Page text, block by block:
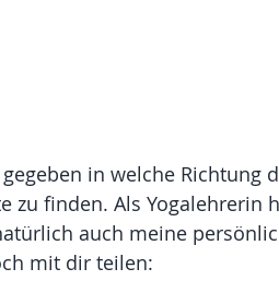
in welche Richtung
zu finden. Als Yogalehrerin
auch meine
mit dir teilen: